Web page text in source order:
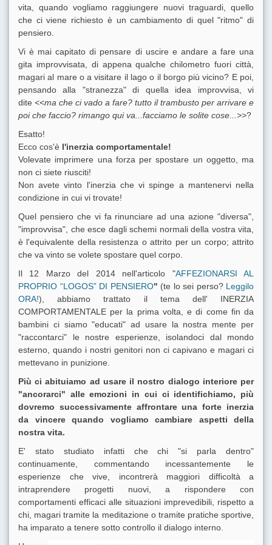
vita, quando vogliamo raggiungere nuovi traguardi, quello
che ci viene richiesto è un cambiamento di quel "ritmo" di
pensiero.
Vi è mai capitato di pensare di uscire e andare a fare una
gita improvvisata, di appena qualche chilometro fuori città,
magari al mare o a visitare il lago o il borgo più vicino? E poi,
pensando alla "stranezza" di quella idea improvvisa, vi
dite <<ma che ci vado a fare? tutto il trambusto per arrivare e
poi che faccio? rimango qui va...facciamo le solite cose...>>?
Esatto!
Ecco cos'è l'inerzia comportamentale!
Volevate imprimere una forza per spostare un oggetto, ma
non ci siete riusciti!
Non avete vinto l'inerzia che vi spinge a mantenervi nella
condizione in cui vi trovate!
Quel pensiero che vi fa rinunciare ad una azione "diversa",
"improvvisa", che esce dagli schemi normali della vostra vita,
è l'equivalente della resistenza o attrito per un corpo; attrito
che va vinto se volete spostare quel corpo.
Il 12 Marzo del 2014 nell'articolo "AFFEZIONARSI AL
PROPRIO “LOGOS” DI PENSIERO" (te lo sei perso? Leggilo
ORA!), abbiamo trattato il tema dell' INERZIA
COMPORTAMENTALE per la prima volta, e di come fin da
bambini ci siamo "educati" ad usare la nostra mente per
"raccontarci" le nostre esperienze, isolandoci dal mondo
esterno, quando i nostri genitori non ci capivano e magari ci
mettevano in punizione.
Più ci abituiamo ad usare il nostro dialogo interiore per
"ancorarci" alle emozioni in cui ci identifichiamo, più
dovremo successivamente affrontare una forte inerzia
da vincere quando vogliamo cambiare aspetti della
nostra vita.
E' stato studiato infatti che chi "si parla dentro"
continuamente, commentando incessantemente le
esperienze che vive, incontrerà maggiori difficoltà a
intraprendere progetti nuovi, a rispondere con
comportamenti efficaci alle situazioni imprevedibili, rispetto a
chi, magari tramite la meditazione o tramite pratiche sportive,
ha imparato a tenere sotto controllo il dialogo interno.